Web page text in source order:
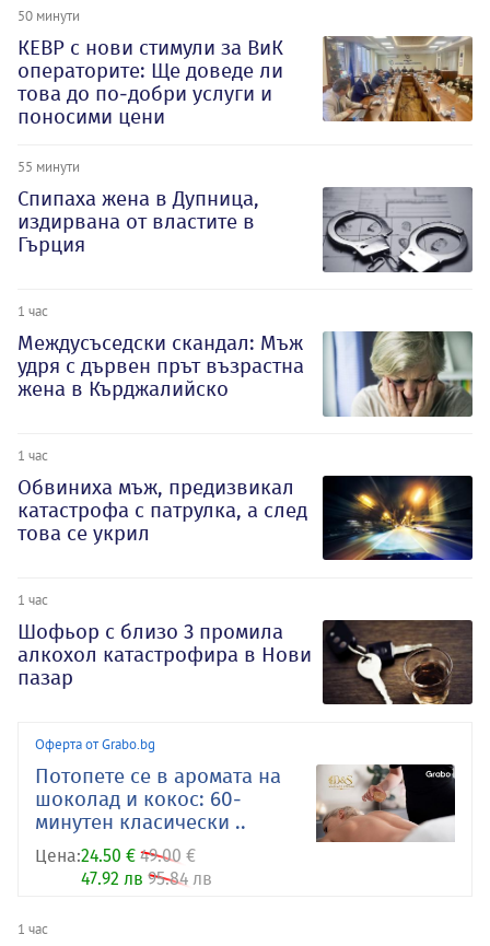
50 минути
КЕВР с нови стимули за ВиК
операторите: Ще доведе ли
това до по-добри услуги и
поносими цени
55 минути
Спипаха жена в Дупница,
издирвана от властите в
Гърция
1 час
Междусъседски скандал: Мъж
удря с дървен прът възрастна
жена в Кърджалийско
1 час
Обвиниха мъж, предизвикал
катастрофа с патрулка, а след
това се укрил
1 час
Шофьор с близо 3 промила
алкохол катастрофира в Нови
пазар
Оферта от Grabo.bg
Потопете се в аромата на
шоколад и кокос: 60-
минутен класически ..
Цена:24.50 € 49.00 €
47.92 лв 95.84 лв
1 час